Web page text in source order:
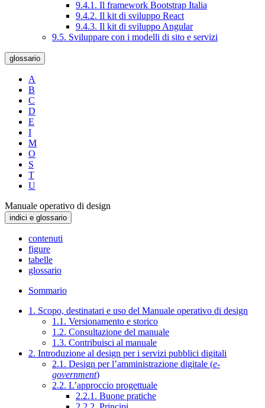
9.4.1. Il framework Bootstrap Italia
9.4.2. Il kit di sviluppo React
9.4.3. Il kit di sviluppo Angular
9.5. Sviluppare con i modelli di sito e servizi
glossario
A
B
C
D
E
I
M
O
S
T
U
Manuale operativo di design
indici e glossario
contenuti
figure
tabelle
glossario
Sommario
1. Scopo, destinatari e uso del Manuale operativo di design
1.1. Versionamento e storico
1.2. Consultazione del manuale
1.3. Contribuisci al manuale
2. Introduzione al design per i servizi pubblici digitali
2.1. Design per l’amministrazione digitale (e-
government)
2.2. L’approccio progettuale
2.2.1. Buone pratiche